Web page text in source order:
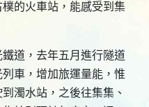
的火車站，能感受到集
道，去年五月進行隧道
車，增加旅運量能，惟
濁水站，之後往集集、